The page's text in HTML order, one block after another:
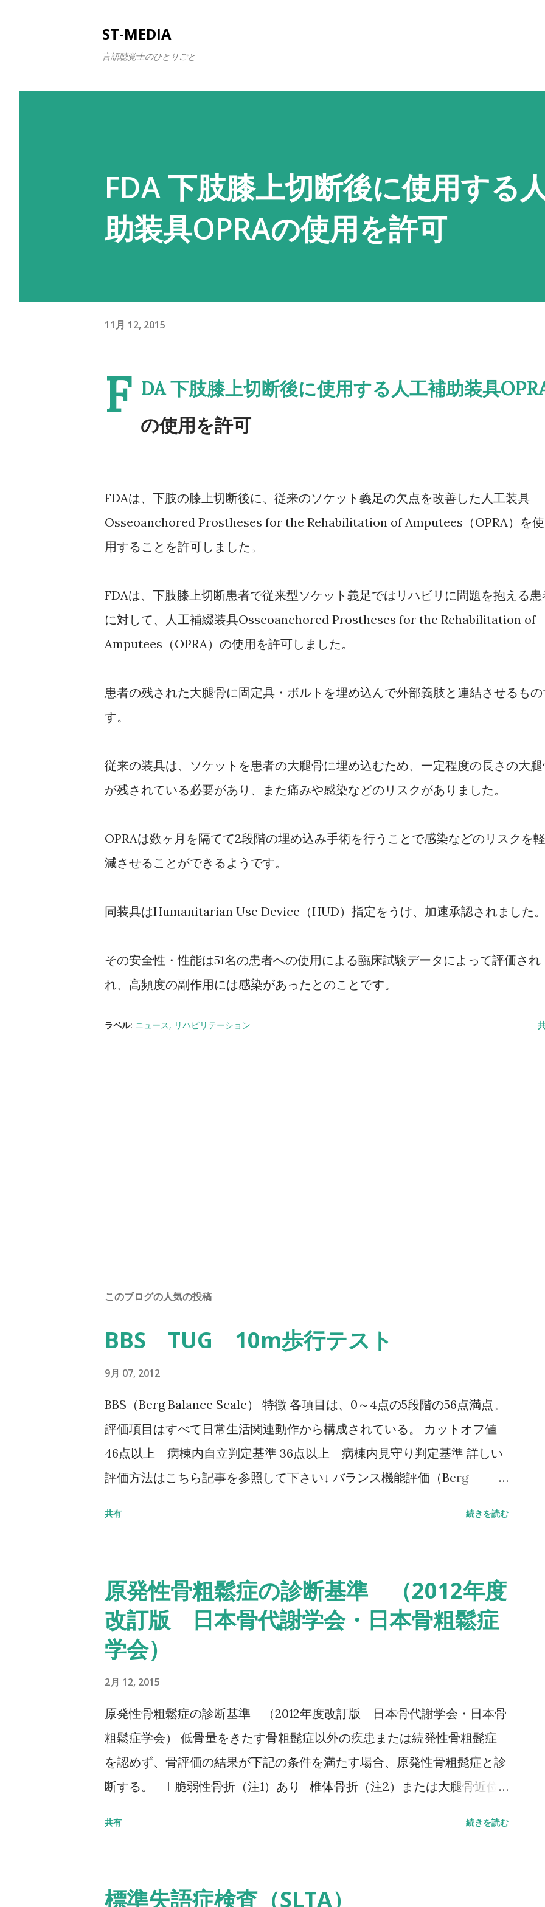
ST-MEDIA
言語聴覚士のひとりごと
FDA 下肢膝上切断後に使用する
助装具OPRAの使用を許可
11月 12, 2015
F DA 下肢膝上切断後に使用する人工補助装具
の使用を許可
FDAは、下肢の膝上切断後に、従来のソケット義足の欠点を改善した人工装具
Osseoanchored Prostheses for the Rehabilitation of Amputees（OPRA）を使
用することを許可しました。
FDAは、下肢膝上切断患者で従来型ソケット義足ではリハビリに問題を抱える患
に対して、人工補綴装具Osseoanchored Prostheses for the Rehabilitation of
Amputees（OPRA）の使用を許可しました。
患者の残された大腿骨に固定具・ボルトを埋め込んで外部義肢と連結させるも
す。
従来の装具は、ソケットを患者の大腿骨に埋め込むため、一定程度の長さの大腿
が残されている必要があり、また痛みや感染などのリスクがありました。
OPRAは数ヶ月を隔てて2段階の埋め込み手術を行うことで感染などのリスクを軽
減させることができるようです。
同装具はHumanitarian Use Device（HUD）指定をうけ、加速承認されました。
その安全性・性能は51名の患者への使用による臨床試験データによって評価され
れ、高頻度の副作用には感染があったとのことです。
ラベル: ニュース リハビリテーション
このブログの人気の投稿
BBS TUG 10m歩行テスト
9月 07, 2012
BBS（Berg Balance Scale） 特徴 各項目は、0～4点の5段階の56点満点。
評価項目はすべて日常生活関連動作から構成されている。 カットオフ値
46点以上 病棟内自立判定基準 36点以上 病棟内見守り判定基準 詳しい
評価方法はこちら記事を参照して下さい↓ バランス機能評価（Berg
秒：屋外外出可能 30秒以上：日常生活動作に要介助 詳しい評価方法はこ
ちら記事を参照して下さい↓ タイムアップアンドゴーテスト TUG:Timed
Up & Go Test 10m歩行テスト 方法 助走路（各3m）を含めた約16m（直線
歩行路）を歩行し、定常歩行とみなせる10mの所要時間をストップウォッ
共有 続きを読む
原発性骨粗鬆症の診断基準 （2012年度
改訂版 日本骨代謝学会・日本骨粗鬆症
学会）
2月 12, 2015
原発性骨粗鬆症の診断基準 （2012年度改訂版 日本骨代謝学会・日本骨
粗鬆症学会） 低骨量をきたす骨粗髭症以外の疾患または続発性骨粗髭症
を認めず、骨評価の結果が下記の条件を満たす場合、原発性骨粗髭症と診
断する。 Ⅰ脆弱性骨折（注1）あり 椎体骨折（注2）または大腿骨近位
共有 続きを読む
標準失語症検査（SLTA）